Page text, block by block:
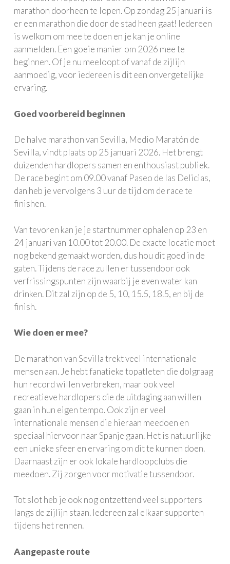
marathon doorheen te lopen. Op zondag 25 januari is
er een marathon die door de stad heen gaat! Iedereen
is welkom om mee te doen en je kan je online
aanmelden. Een goeie manier om 2026 mee te
beginnen. Of je nu meeloopt of vanaf de zijlijn
aanmoedig, voor iedereen is dit een onvergetelijke
ervaring.
Goed voorbereid beginnen
De halve marathon van Sevilla, Medio Maratón de
Sevilla, vindt plaats op 25 januari 2026. Het brengt
duizenden hardlopers samen en enthousiast publiek.
De race begint om 09.00 vanaf Paseo de las Delicias,
dan heb je vervolgens 3 uur de tijd om de race te
finishen.
Van tevoren kan je je startnummer ophalen op 23 en
24 januari van 10.00 tot 20.00. De exacte locatie moet
nog bekend gemaakt worden, dus hou dit goed in de
gaten. Tijdens de race zullen er tussendoor ook
verfrissingspunten zijn waarbij je even water kan
drinken. Dit zal zijn op de 5, 10, 15.5, 18.5, en bij de
finish.
Wie doen er mee?
De marathon van Sevilla trekt veel internationale
mensen aan. Je hebt fanatieke topatleten die dolgraag
hun record willen verbreken, maar ook veel
recreatieve hardlopers die de uitdaging aan willen
gaan in hun eigen tempo. Ook zijn er veel
internationale mensen die hieraan meedoen en
speciaal hiervoor naar Spanje gaan. Het is natuurlijke
een unieke sfeer en ervaring om dit te kunnen doen.
Daarnaast zijn er ook lokale hardloopclubs die
meedoen. Zij zorgen voor motivatie tussendoor.
Tot slot heb je ook nog ontzettend veel supporters
langs de zijlijn staan. Iedereen zal elkaar supporten
tijdens het rennen.
Aangepaste route